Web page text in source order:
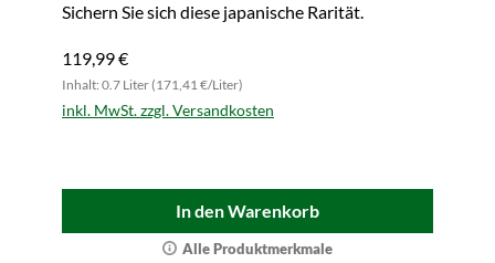
Sichern Sie sich diese japanische Rarität.
119,99 €
Inhalt: 0.7 Liter (171,41 €/Liter)
inkl. MwSt. zzgl. Versandkosten
In den Warenkorb
Alle Produktmerkmale